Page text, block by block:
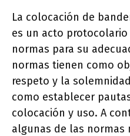
La colocación de
es un acto
normas para su
normas tienen como
respeto y la
como establecer
colocación y uso. A
algunas de las